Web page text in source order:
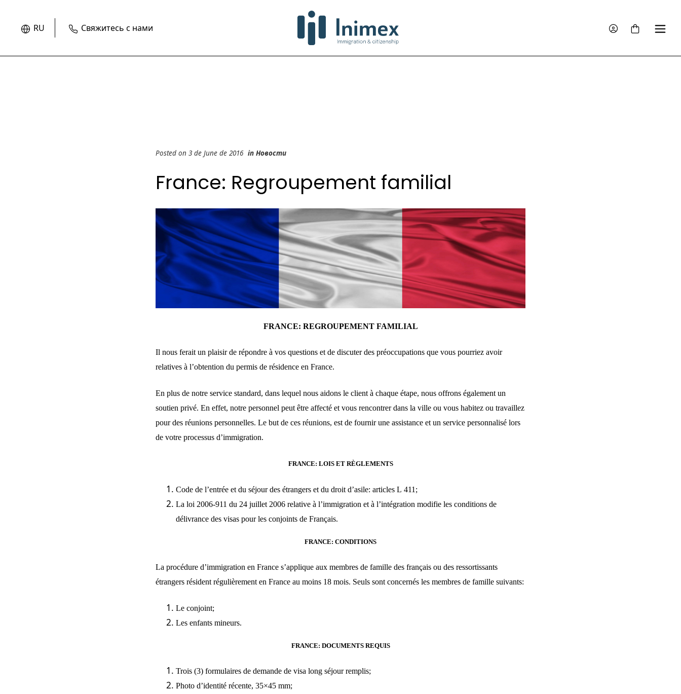
RU Свяжитесь с нами
Posted on 3 de June de 2016 in Новости
France: Regroupement familial
FRANCE: REGROUPEMENT FAMILIAL
Il nous ferait un plaisir de répondre à vos questions et de discuter des préoccupations que vous pourriez avoir
relatives à l’obtention du permis de résidence en France.
En plus de notre service standard, dans lequel nous aidons le client à chaque étape, nous offrons également un
soutien privé. En effet, notre personnel peut être affecté et vous rencontrer dans la ville ou vous habitez ou travaillez
pour des réunions personnelles. Le but de ces réunions, est de fournir une assistance et un service personnalisé lors
de votre processus d’immigration.
FRANCE: LOIS ET RÈGLEMENTS
Code de l’entrée et du séjour des étrangers et du droit d’asile: articles L 411 ;
La loi 2006-911 du 24 juillet 2006 relative à l’immigration et à l’intégration modifie les conditions de
délivrance des visas pour les conjoints de Français.
FRANCE: CONDITIONS
La procédure d’immigration en France s’applique aux membres de famille des français ou des ressortissants
étrangers résident régulièrement en France au moins 18 mois. Seuls sont concernés les membres de famille suivants:
Le conjoint;
Les enfants mineurs.
FRANCE: DOCUMENTS REQUIS
Trois (3) formulaires de demande de visa long séjour remplis;
Photo d’identité récente, 35×45 mm;